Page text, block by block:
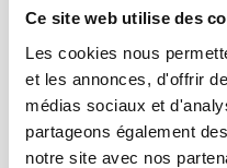
Ce site web utilise des
Les cookies nous
et les annonces, d'offrir
médias sociaux et
partageons également
notre site avec nos
12 avril 2023
Sur les dix
d'acteurs
microentreprises)
maintenu, au